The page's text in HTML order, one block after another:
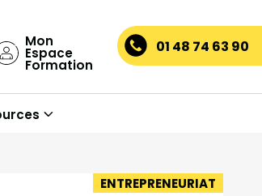
Mon
Espace
Formation
01 48 74 63 90
ENTREPRENEURIAT